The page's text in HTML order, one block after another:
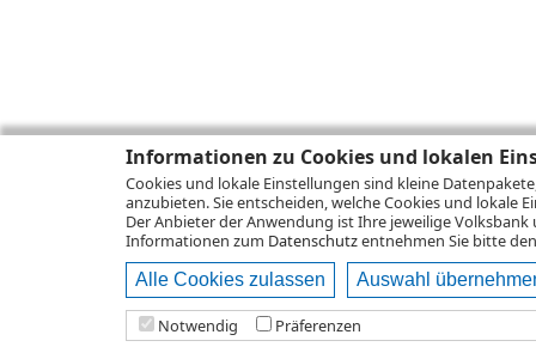
Informationen zu Cookies und lokalen
Cookies und lokale Einstellungen sind kleine
anzubieten. Sie entscheiden, welche Cookies und lokale
Der Anbieter der Anwendung ist Ihre jeweilige Volksbank
Informationen zum Datenschutzentnehmen Sie bitte
Alle Cookies zulassen Auswahl
Notwendig Präferenzen